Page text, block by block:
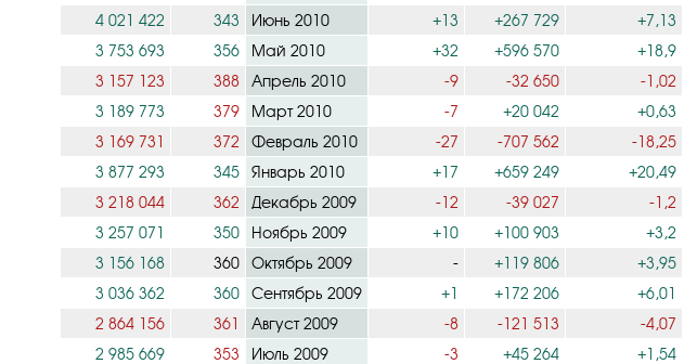
4 021 422
343 Июнь 2010 +13 +267 729
+7,13
3 753 693
356 Май 2010 +32 +596 570
+18,9
3 157 123
388 Апрель 2010 -9 -32 650
-1,02
3 189 773
379 Март 2010 -7 +20 042
+0,63
3 169 731
372 Февраль 2010 -27 -707 562
-18,25
3 877 293
345 Январь 2010 +17 +659 249
+20,49
3 218 044
362 Декабрь 2009 -12 -39 027
-1,2
3 257 071
350 Ноябрь 2009 +10 +100 903
+3,2
3 156 168
360 Октябрь 2009 - +119 806
+3,95
3 036 362
360 Сентябрь 2009 +1 +172 206
+6,01
2 864 156
361 Август 2009 -8 -121 513
-4,07
2 985 669
353 Июль 2009 -3 +45 264
+1,54